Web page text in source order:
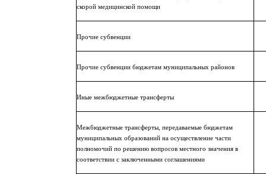
скорой медицинской помощи
Прочие субвенции
Прочие субвенции бюджетам муниципальных районов
Иные межбюджетные трансферты
Межбюджетные трансферты, передаваемые бюджетам
муниципальных образований на осуществление части
полномочий по решению вопросов местного значения в
соответствии с заключенными соглашениями